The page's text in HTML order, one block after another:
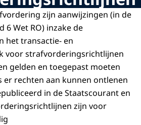
zijn aanwijzingen (in de
6 Wet RO) inzake de
het transactie- en
voor strafvorderingsrichtlijnen
gelden en toegepast moeten
rechten aan kunnen ontlenen
in de Staatscourant en
zijn voor